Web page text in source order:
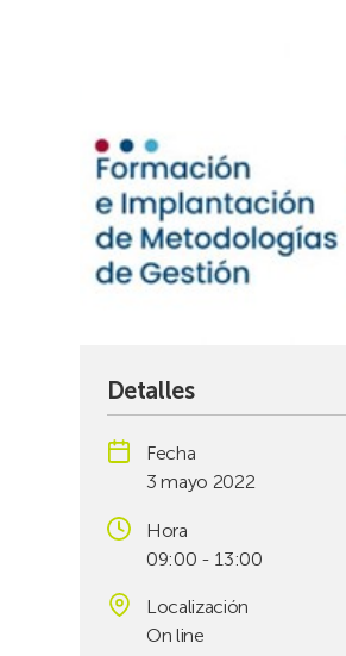
Detalles
Fecha
3 mayo 2022
Hora
09:00 - 13:00
Localización
On line